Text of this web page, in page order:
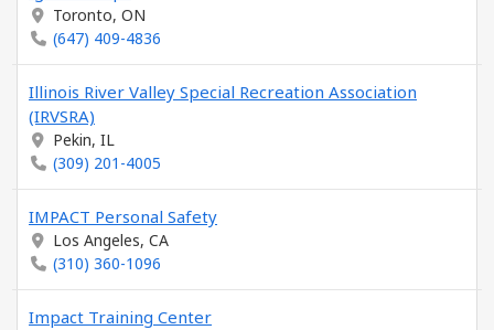
Toronto, ON
(647) 409-4836
Illinois River Valley Special Recreation Association
(IRVSRA)
Pekin, IL
(309) 201-4005
IMPACT Personal Safety
Los Angeles, CA
(310) 360-1096
Impact Training Center